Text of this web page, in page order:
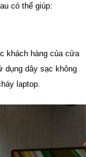
có thể giúp:
khách hàng của cửa
dụng dây sạc không
laptop.